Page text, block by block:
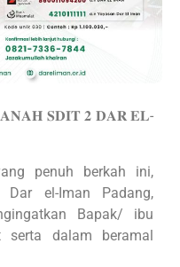
𝐒𝐃𝐈𝐓 𝟐 𝐃𝐀𝐑 𝐄𝐋-
penuh berkah ini,
el-Iman Padang,
Bapak/ ibu
dalam beramal